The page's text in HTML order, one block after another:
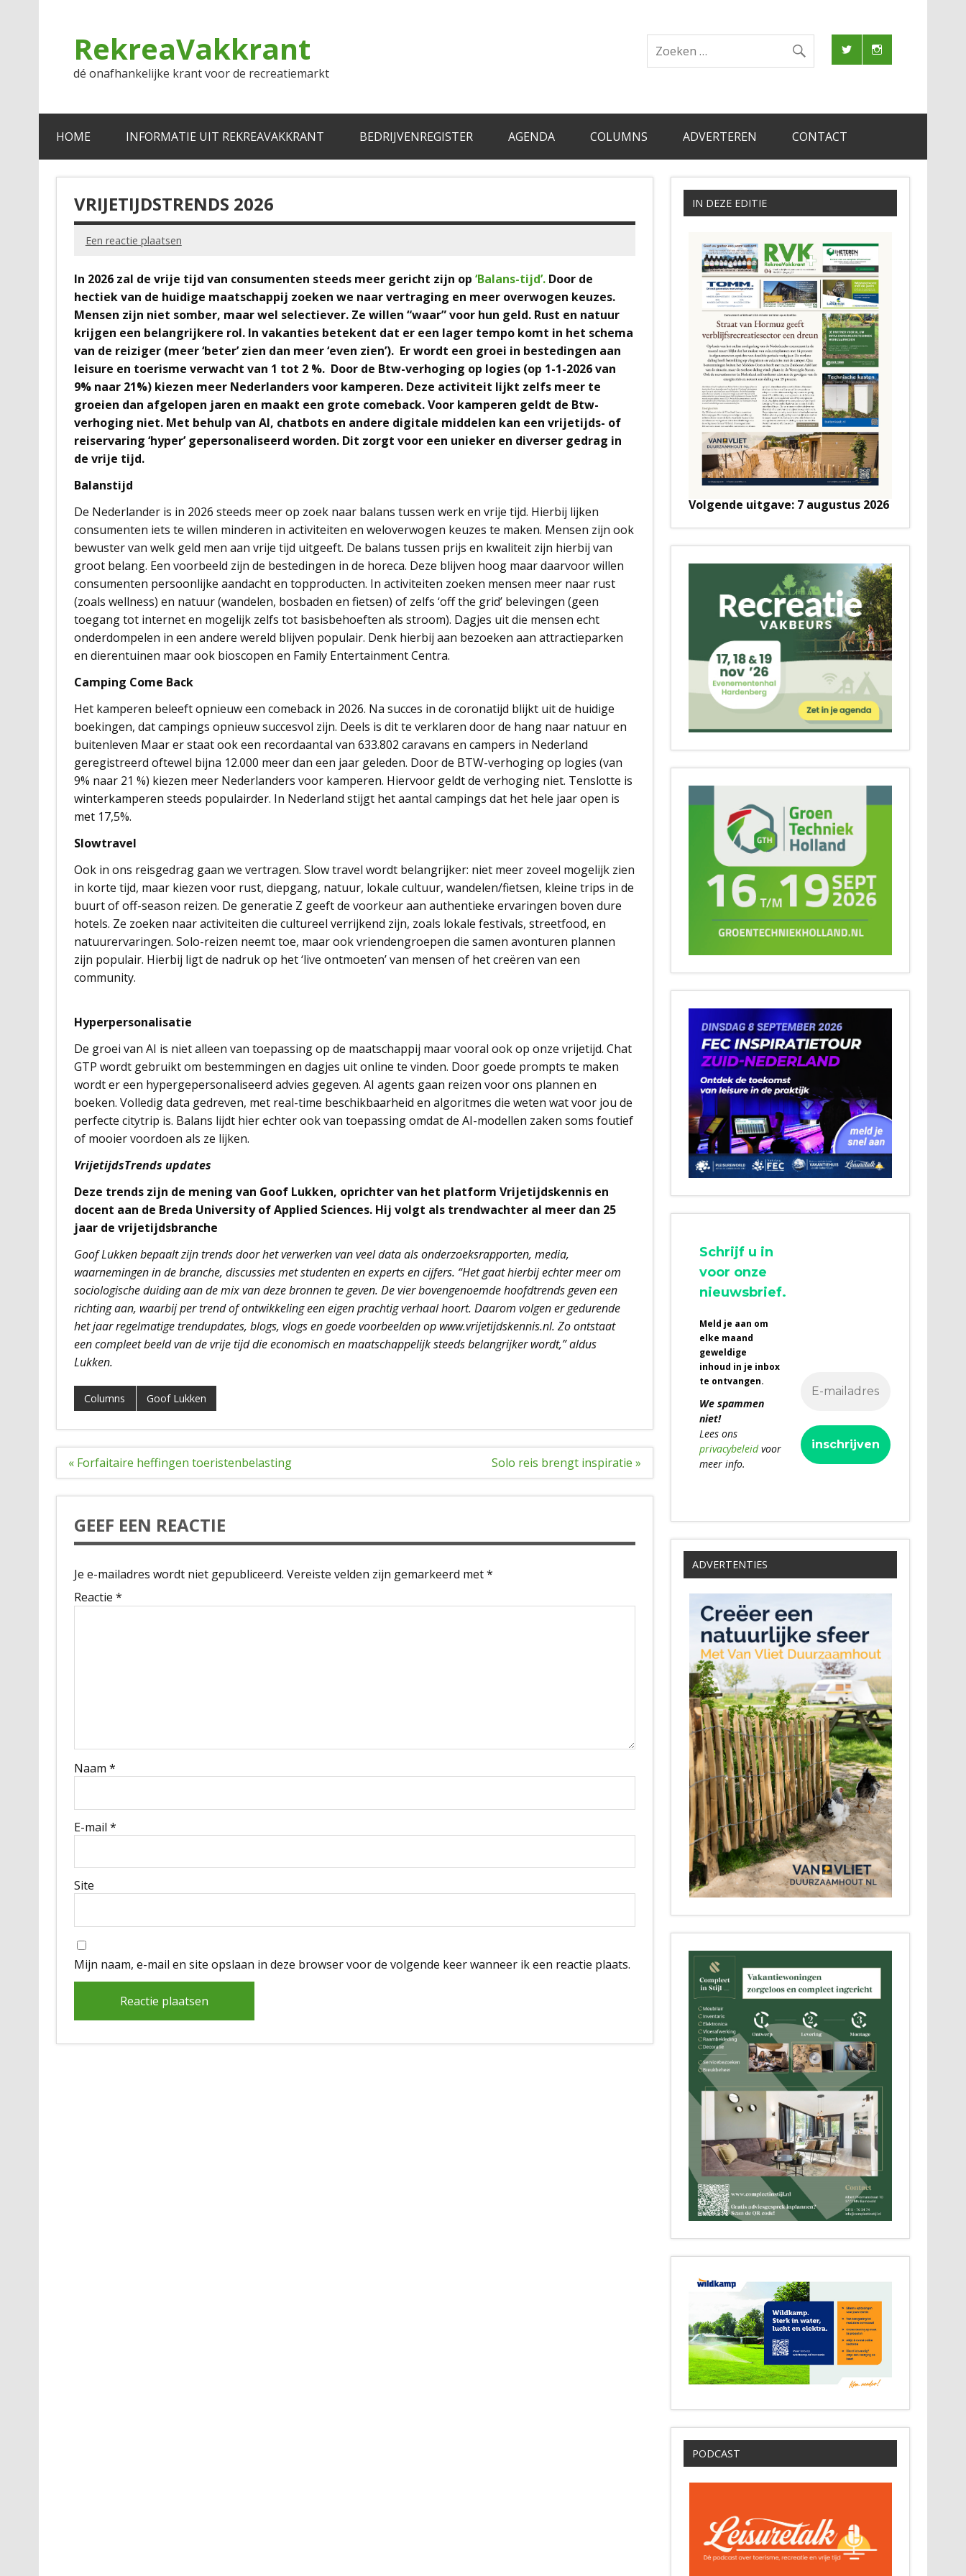
RekreaVakkrant
dé onafhankelijke krant voor de recreatiemarkt
HOME INFORMATIE UIT REKREAVAKKRANT BEDRIJVENREGISTER AGENDA COLUMNS ADVERTEREN CONTACT
VRIJETIJDSTRENDS 2026
Een reactie plaatsen
In 2026 zal de vrije tijd van consumenten steeds meer gericht zijn op ‘Balans-tijd’.Door de
hectiek van de huidige maatschappij zoeken we naar vertraging en meer overwogen keuzes.
Mensen zijn niet somber, maar wel selectiever. Ze willen “waar” voor hun geld. Rust en natuur
krijgen een belangrijkere rol. In vakanties betekent dat er een lager tempo komt in het schema
van de reiziger (meer ‘beter’ zien dan meer ‘even zien’). Er wordt een groei in bestedingen aan
leisure en toerisme verwacht van 1 tot 2 %. Door de Btw-verhoging op logies (op 1-1-2026 van
9% naar 21%) kiezen meer Nederlanders voor kamperen. Deze activiteit lijkt zelfs meer te
groeien dan afgelopen jaren en maakt een grote comeback. Voor kamperen geldt de Btw-
verhoging niet. Met behulp van AI, chatbots en andere digitale middelen kan een vrijetijds- of
reiservaring ‘hyper’ gepersonaliseerd worden. Dit zorgt voor een unieker en diverser gedrag in
de vrije tijd.
Balanstijd
De Nederlander is in 2026 steeds meer op zoek naar balans tussen werk en vrije tijd. Hierbij lijken
consumenten iets te willen minderen in activiteiten en weloverwogen keuzes te maken. Mensen zijn ook
bewuster van welk geld men aan vrije tijd uitgeeft. De balans tussen prijs en kwaliteit zijn hierbij van
groot belang. Een voorbeeld zijn de bestedingen in de horeca. Deze blijven hoog maar daarvoor willen
consumenten persoonlijke aandacht en topproducten. In activiteiten zoeken mensen meer naar rust
(zoals wellness) en natuur (wandelen, bosbaden en fietsen) of zelfs ‘off the grid’ belevingen (geen
toegang tot internet en mogelijk zelfs tot basisbehoeften als stroom). Dagjes uit die mensen echt
onderdompelen in een andere wereld blijven populair. Denk hierbij aan bezoeken aan attractieparken
en dierentuinen maar ook bioscopen en Family Entertainment Centra.
Camping Come Back
Het kamperen beleeft opnieuw een comeback in 2026. Na succes in de coronatijd blijkt uit de huidige
boekingen, dat campings opnieuw succesvol zijn. Deels is dit te verklaren door de hang naar natuur en
buitenleven Maar er staat ook een recordaantal van 633.802 caravans en campers in Nederland
geregistreerd oftewel bijna 12.000 meer dan een jaar geleden. Door de BTW-verhoging op logies (van
9% naar 21 %) kiezen meer Nederlanders voor kamperen. Hiervoor geldt de verhoging niet. Tenslotte is
winterkamperen steeds populairder. In Nederland stijgt het aantal campings dat het hele jaar open is
met 17,5%.
Slowtravel
Ook in ons reisgedrag gaan we vertragen. Slow travel wordt belangrijker: niet meer zoveel mogelijk zien
in korte tijd, maar kiezen voor rust, diepgang, natuur, lokale cultuur, wandelen/fietsen, kleine trips in de
buurt of off-season reizen. De generatie Z geeft de voorkeur aan authentieke ervaringen boven dure
hotels. Ze zoeken naar activiteiten die cultureel verrijkend zijn, zoals lokale festivals, streetfood, en
natuurervaringen. Solo-reizen neemt toe, maar ook vriendengroepen die samen avonturen plannen
zijn populair. Hierbij ligt de nadruk op het ‘live ontmoeten’ van mensen of het creëren van een
community.
Hyperpersonalisatie
De groei van AI is niet alleen van toepassing op de maatschappij maar vooral ook op onze vrijetijd. Chat
GTP wordt gebruikt om bestemmingen en dagjes uit online te vinden. Door goede prompts te maken
wordt er een hypergepersonaliseerd advies gegeven. AI agents gaan reizen voor ons plannen en
boeken. Volledig data gedreven, met real-time beschikbaarheid en algoritmes die weten wat voor jou de
perfecte citytrip is. Balans lijdt hier echter ook van toepassing omdat de AI-modellen zaken soms foutief
of mooier voordoen als ze lijken.
VrijetijdsTrends updates
Deze trends zijn de mening van Goof Lukken, oprichter van het platform Vrijetijdskennis en
docent aan de Breda University of Applied Sciences. Hij volgt als trendwachter al meer dan 25
jaar de vrijetijdsbranche
Goof Lukken bepaalt zijn trends door het verwerken van veel data als onderzoeksrapporten, media,
waarnemingen in de branche, discussies met studenten en experts en cijfers. “Het gaat hierbij echter meer om
sociologische duiding aan de mix van deze bronnen te geven. De vier bovengenoemde hoofdtrends geven een
richting aan, waarbij per trend of ontwikkeling een eigen prachtig verhaal hoort. Daarom volgen er gedurende
het jaar regelmatige trendupdates, blogs, vlogs en goede voorbeelden op www.vrijetijdskennis.nl. Zo ontstaat
een compleet beeld van de vrije tijd die economisch en maatschappelijk steeds belangrijker wordt,” aldus
Lukken.
Columns Goof Lukken
Bericht
« Forfaitaire heffingen toeristenbelasting Solo reis brengt inspiratie »
GEEF EEN REACTIE
Je e-mailadres wordt niet gepubliceerd. Vereiste velden zijn gemarkeerd met*
Reactie *
Naam *
E-mail *
Site
Mijn naam, e-mail en site opslaan in deze browser voor de volgende keer wanneer ik een reactie plaats.
Alternative:
IN DEZE EDITIE
Volgende uitgave: 7 augustus 2026
Schrijf u in
voor onze
nieuwsbrief.
Meld je aan om
elke maand
geweldige
inhoud in je inbox
te ontvangen.
We spammen
niet!
Lees ons
privacybeleidvoor
meer info.
ADVERTENTIES
PODCAST